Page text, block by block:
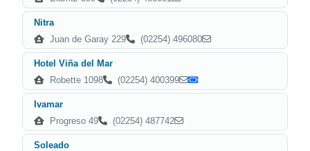
Nitra
Juan de Garay 229
(02254) 496080
Hotel Viña del Mar
Robette 1098
(02254) 400399
Ivamar
Progreso 49
(02254) 487742
Soleado